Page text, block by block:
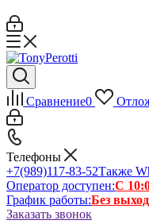
Сравнение0
Телефоны
+7(989)117-83-52Также
Оператор доступен:С
График работы:Без
Заказать звонок